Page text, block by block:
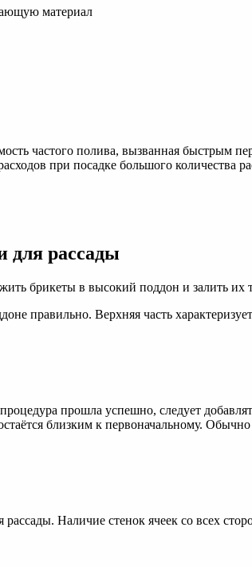
материал
частого полива, вызванная быстрым
при посадке большого количества
для рассады
брикеты в высокий поддон и залить их
правильно. Верхняя часть
прошла успешно, следует
близким к первоначальному.
Наличие стенок ячеек со всех